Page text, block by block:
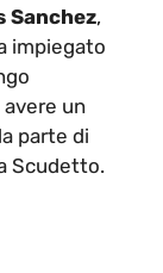
Sanchez,
impiegato
un
parte di
Scudetto.